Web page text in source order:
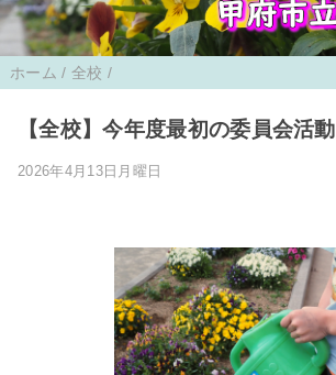
ホーム / 全校 /
【全校】今年度最初の委員会活動
2026年4月13日月曜日